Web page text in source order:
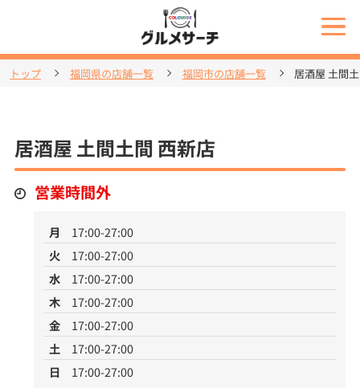
トップ 福岡県の店舗一覧 福岡市の店舗一覧 居酒屋 土間
居酒屋 土間土間 西新店
営業時間外
月
17:00-27:00
火
17:00-27:00
水
17:00-27:00
木
17:00-27:00
金
17:00-27:00
土
17:00-27:00
日
17:00-27:00